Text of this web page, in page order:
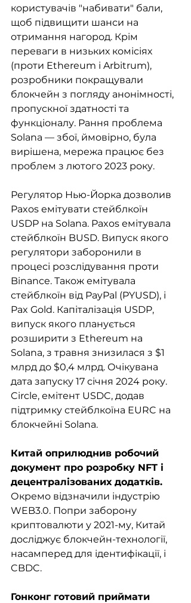
користувачів "набивати" бали,
щоб підвищити шанси на
отримання нагород. Крім
переваги в низьких комісіях
(проти Ethereum і Arbitrum),
розробники покращували
блокчейн з погляду анонімності,
пропускної здатності та
функціоналу. Рання проблема
Solana — збої, ймовірно, була
вирішена, мережа працює без
проблем з лютого 2023 року.
Регулятор Нью-Йорка дозволив
Paxos емітувати стейблкоїн
USDP на Solana. Paxos емітувала
стейблкоїн BUSD. Випуск якого
регулятори заборонили в
процесі розслідування проти
Binance. Також емітувала
стейблкоїн від PayPal (PYUSD), і
Pax Gold. Капіталізація USDP,
випуск якого планується
розширити з Ethereum на
Solana, з травня знизилася з $1
млрд до $0,4 млрд. Очікувана
дата запуску 17 січня 2024 року.
Circle, емітент USDC, додав
підтримку стейблкоїна EURC на
блокчейні Solana.
Китай оприлюднив робочий
документ про розробку NFT і
децентралізованих додатків.
Окремо відзначили індустрію
WEB3.0. Попри заборону
криптовалюти у 2021-му, Китай
досліджує блокчейн-технології,
насамперед для ідентифікації, і
CBDC.
Гонконг готовий приймати